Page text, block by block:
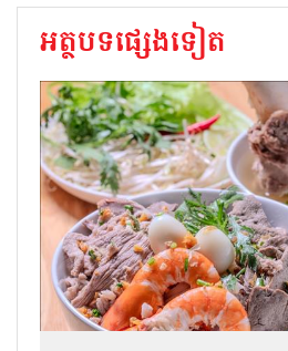
អត្ថបទផ្សេងទៀត